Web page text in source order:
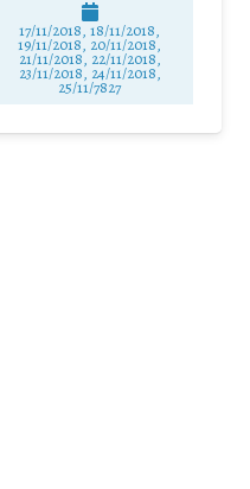
17/11/2018, 18/11/2018,
19/11/2018, 20/11/2018,
21/11/2018, 22/11/2018,
23/11/2018, 24/11/2018,
25/11/7827